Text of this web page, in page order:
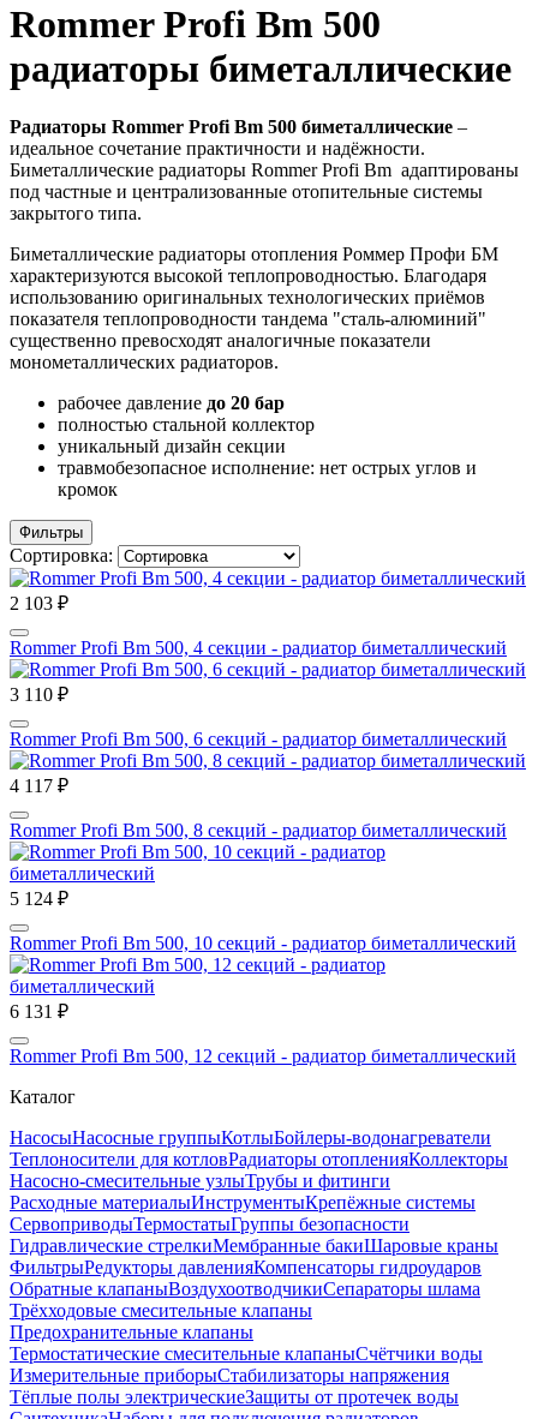
Rommer Profi Bm 500
радиаторы биметаллические
Радиаторы Rommer Profi Bm 500 биметаллические –
идеальное сочетание практичности и надёжности.
Биметаллические радиаторы Rommer Profi Bm адаптированы
под частные и централизованные отопительные системы
закрытого типа.
Биметаллические радиаторы отопления Роммер Профи БМ
характеризуются высокой теплопроводностью. Благодаря
использованию оригинальных технологических приёмов
показателя теплопроводности тандема "сталь-алюминий"
существенно превосходят аналогичные показатели
монометаллических радиаторов.
рабочее давление до 20 бар
полностью стальной коллектор
уникальный дизайн секции
травмобезопасное исполнение: нет острых углов и
кромок
Фильтры
Сортировка:
2 103 ₽
Rommer Profi Bm 500, 4 секции - радиатор биметаллический
3 110 ₽
Rommer Profi Bm 500, 6 секций - радиатор биметаллический
4 117 ₽
Rommer Profi Bm 500, 8 секций - радиатор биметаллический
5 124 ₽
Rommer Profi Bm 500, 10 секций - радиатор биметаллический
6 131 ₽
Rommer Profi Bm 500, 12 секций - радиатор биметаллический
Каталог
НасосыНасосные группыКотлыБойлеры-водонагреватели
Теплоносители для котловРадиаторы отопленияКоллекторы
Насосно-смесительные узлыТрубы и фитинги
Расходные материалыИнструментыКрепёжные системы
СервоприводыТермостатыГруппы безопасности
Гидравлические стрелкиМембранные бакиШаровые краны
ФильтрыРедукторы давленияКомпенсаторы гидроударов
Обратные клапаныВоздухоотводчикиСепараторы шлама
Трёхходовые смесительные клапаны
Предохранительные клапаны
Термостатические смесительные клапаныСчётчики воды
Измерительные приборыСтабилизаторы напряжения
Тёплые полы электрическиеЗащиты от протечек воды